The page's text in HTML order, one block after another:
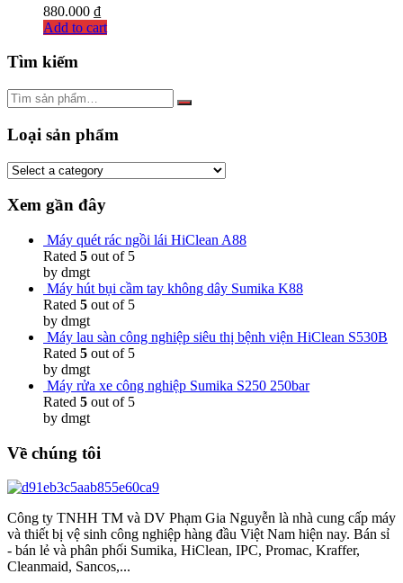
880.000 ₫
Add to cart
Tìm kiếm
Loại sản phẩm
Xem gần đây
Máy quét rác ngồi lái HiClean A88
Rated 5 out of 5
by dmgt
Máy hút bụi cầm tay không dây Sumika K88
Rated 5 out of 5
by dmgt
Máy lau sàn công nghiệp siêu thị bệnh viện HiClean S530B
Rated 5 out of 5
by dmgt
Máy rửa xe công nghiệp Sumika S250 250bar
Rated 5 out of 5
by dmgt
Về chúng tôi
Công ty TNHH TM và DV Phạm Gia Nguyễn là nhà cung cấp máy
và thiết bị vệ sinh công nghiệp hàng đầu Việt Nam hiện nay. Bán sỉ
- bán lẻ và phân phối Sumika, HiClean, IPC, Promac, Kraffer,
Cleanmaid, Sancos,...